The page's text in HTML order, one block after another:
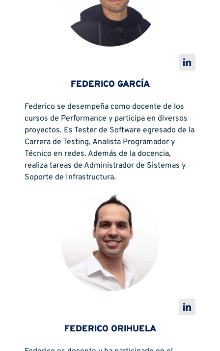
FEDERICO GARCÍA
Federico se desempeña como docente de los
cursos de Performance y participa en diversos
proyectos. Es Tester de Software egresado de la
Carrera de Testing, Analista Programador y
Técnico en redes. Además de la docencia,
realiza tareas de Administrador de Sistemas y
Soporte de Infrastructura.
FEDERICO ORIHUELA